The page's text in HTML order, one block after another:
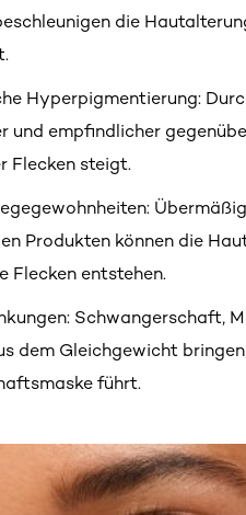
die
Hyperpigmentierung:
und empfindlicher
Flecken steigt.
Produkten können die
Flecken entstehen.
Schwangerschaft,
dem Gleichgewicht
führt.